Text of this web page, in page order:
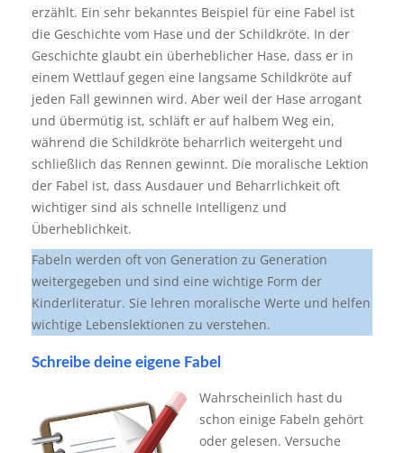
erzählt. Ein sehr bekanntes Beispiel für eine Fabel ist
die Geschichte vom Hase und der Schildkröte. In der
Geschichte glaubt ein überheblicher Hase, dass er in
einem Wettlauf gegen eine langsame Schildkröte auf
jeden Fall gewinnen wird. Aber weil der Hase arrogant
und übermütig ist, schläft er auf halbem Weg ein,
während die Schildkröte beharrlich weitergeht und
schließlich das Rennen gewinnt. Die moralische Lektion
der Fabel ist, dass Ausdauer und Beharrlichkeit oft
wichtiger sind als schnelle Intelligenz und
Überheblichkeit.
Fabeln werden oft von Generation zu Generation
weitergegeben und sind eine wichtige Form der
Kinderliteratur. Sie lehren moralische Werte und helfen
wichtige Lebenslektionen zu verstehen.
Schreibe deine eigene Fabel
Wahrscheinlich hast du
schon einige Fabeln gehört
oder gelesen. Versuche